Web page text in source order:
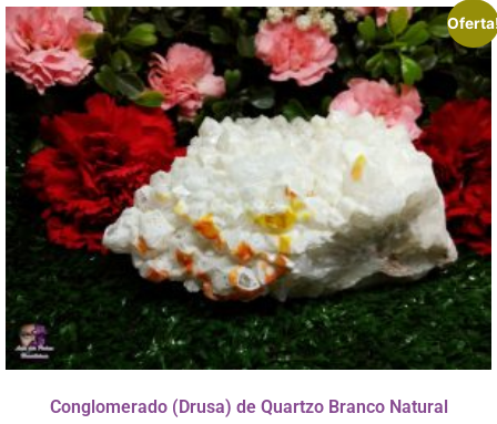
Conglomerado (Drusa) de Quartzo Branco Natural